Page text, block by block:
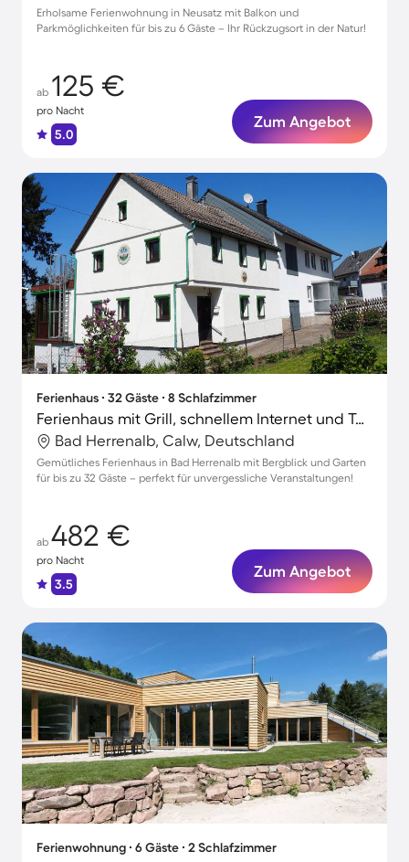
Erholsame Ferienwohnung in Neusatz mit Balkon und
Parkmöglichkeiten für bis zu 6 Gäste – Ihr Rückzugsort in der Natur!
ab 125 €
pro Nacht
5.0
Zum Angebot
Ferienhaus ∙ 32 Gäste ∙ 8 Schlafzimmer
Ferienhaus mit Grill, schnellem Internet und Terrasse | Bergblick | Perfekt für die Arbeit von Zuhause
Bad Herrenalb, Calw, Deutschland
Gemütliches Ferienhaus in Bad Herrenalb mit Bergblick und Garten
für bis zu 32 Gäste – perfekt für unvergessliche Veranstaltungen!
ab 482 €
pro Nacht
3.5
Zum Angebot
Ferienwohnung ∙ 6 Gäste ∙ 2 Schlafzimmer